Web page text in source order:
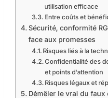
utilisation efficace
Entre coûts et
Sécurité, conformité
face aux promesses
Risques liés à la
Confidentialité des
et points d’attention
Risques légaux et
Démêler le vrai du